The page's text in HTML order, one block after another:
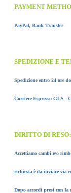
PAYMENT
PayPal, Bank Transfer
SPEDIZIONE E
Spedizione entro 24 ore
Corriere Espresso GLS -
DIRITTO DI RESO:
Accettiamo cambi e/o
richiesta è da inviare via
Dopo accordi presi con la